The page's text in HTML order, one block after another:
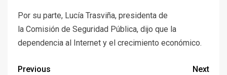
Por su parte, Lucía Trasviña, presidenta de
la Comisión de Seguridad Pública, dijo que la
dependencia al Internet y el crecimiento económico.
Previous
Next